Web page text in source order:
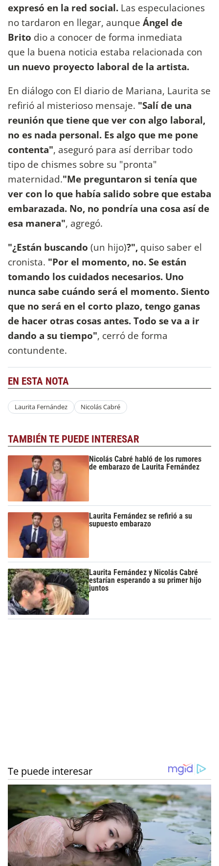
expresó en la red social. Las especulaciones
no tardaron en llegar, aunque Ángel de
Brito dio a conocer de forma inmediata
que la buena noticia estaba relacionada con
un nuevo proyecto laboral de la artista.
En diálogo con El diario de Mariana, Laurita se
refirió al misterioso mensaje. "Salí de una
reunión que tiene que ver con algo laboral,
no es nada personal. Es algo que me pone
contenta", aseguró para así derribar todo
tipo de chismes sobre su "pronta"
maternidad."Me preguntaron si tenía que
ver con lo que había salido sobre que estaba
embarazada. No, no pondría una cosa así de
esa manera", agregó.
"¿Están buscando (un hijo)?", quiso saber el
cronista. "Por el momento, no. Se están
tomando los cuidados necesarios. Uno
nunca sabe cuándo será el momento. Siento
que no será en el corto plazo, tengo ganas
de hacer otras cosas antes. Todo se va a ir
dando a su tiempo", cerró de forma
contundente.
EN ESTA NOTA
Laurita Fernández Nicolás Cabré
TAMBIÉN TE PUEDE INTERESAR
Nicolás Cabré habló de los rumores
de embarazo de Laurita Fernández
Laurita Fernández se refirió a su
supuesto embarazo
Laurita Fernández y Nicolás Cabré
estarían esperando a su primer hijo
juntos